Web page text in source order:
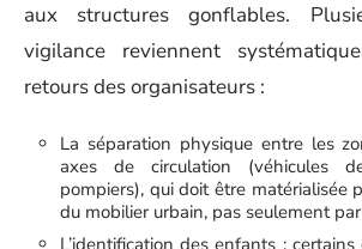
aux structures gonflables.
vigilance reviennent
retours des organisateurs :
La séparation physique entre les
axes de circulation (véhicules
pompiers), qui doit être matérialisée
du mobilier urbain, pas seulement
L’identification des enfants :